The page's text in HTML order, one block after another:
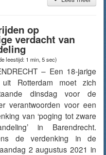
op
verdacht van
leestijd: 1 min, 5 sec)
– Een 18-jarige
Rotterdam moet zich
dinsdag voor de
verantwoorden voor een
van ‘poging tot zware
in Barendrecht.
de verdenking in de
2 augustus 2021 in